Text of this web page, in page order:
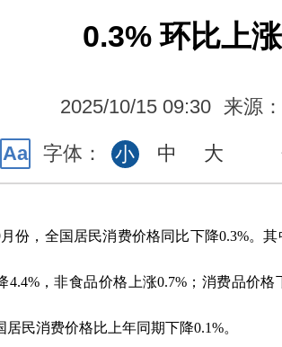
0.3% 环比上
2025/10/15 09:30 来源
Aa 字体： 小 中 大
月份，全国居民消费价格同比下降0.3%。
4.4%，非食品价格上涨0.7% ；消费品价格
居民消费价格比上年同期下降0.1%。